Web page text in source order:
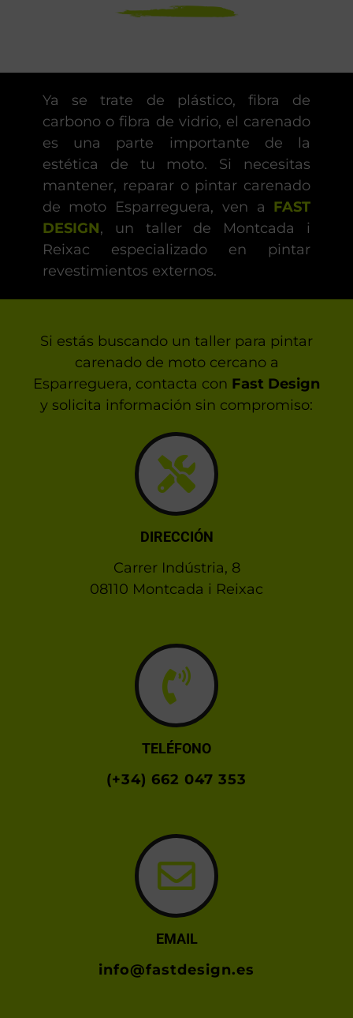
Ya se trate de plástico, fibra de
carbono o fibra de vidrio, el carenado
es una parte importante de la
estética de tu moto. Si necesitas
mantener, reparar o pintar carenado
de moto Esparreguera, ven a FAST
DESIGN, un taller de Montcada i
Reixac especializado en pintar
revestimientos externos.
Si estás buscando un taller para pintar
carenado de moto cercano a
Esparreguera, contacta con Fast Design
y solicita información sin compromiso:
DIRECCIÓN
Carrer Indústria, 8
08110 Montcada i Reixac
TELÉFONO
(+34) 662 047 353
EMAIL
info@fastdesign.es